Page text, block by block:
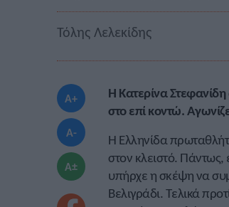
Τόλης Λελεκίδης
A+
A-
A±
Η Κατερίνα
στο επί κοντώ.
Η Ελληνίδα
στον κλειστό.
υπήρχε η σκέψη να
Βελιγράδι. Τελικά